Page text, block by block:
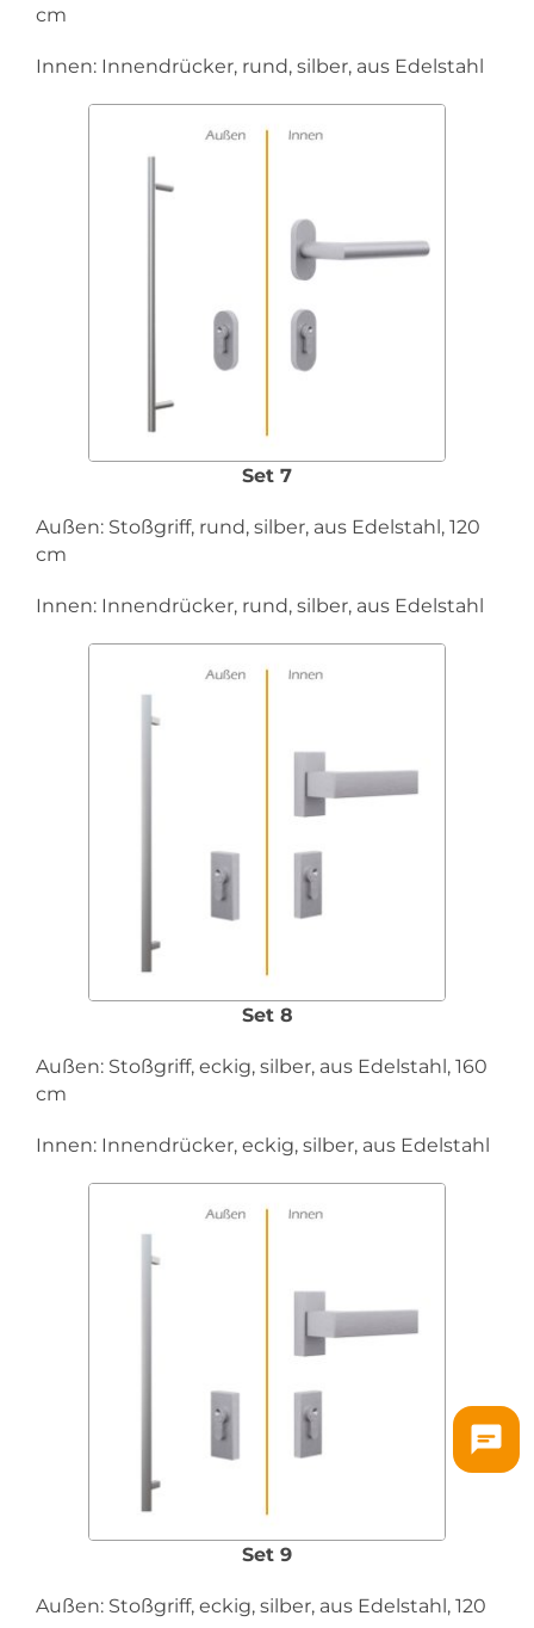
cm
Innen: Innendrücker, rund, silber, aus Edelstahl
Set 7
Außen: Stoßgriff, rund, silber, aus Edelstahl, 120
cm
Innen: Innendrücker, rund, silber, aus Edelstahl
Set 8
Außen: Stoßgriff, eckig, silber, aus Edelstahl, 160
cm
Innen: Innendrücker, eckig, silber, aus Edelstahl
Set 9
Außen: Stoßgriff, eckig, silber, aus Edelstahl, 120